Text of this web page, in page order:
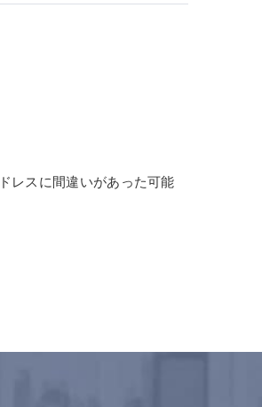
レスに間違いがあった可能